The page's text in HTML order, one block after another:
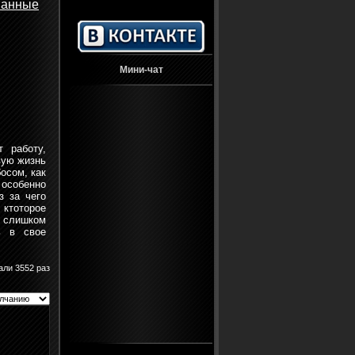
работу,
жизнь
как
за чего
слишком
в свое
3552 раз
Мини-чат